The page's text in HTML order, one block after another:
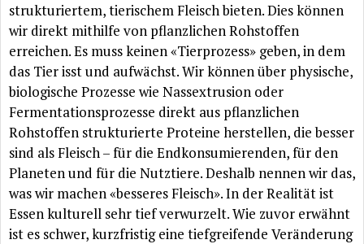
strukturiertem, tierischem Fleisch bieten. Dies können
wir direkt mithilfe von pflanzlichen Rohstoffen
erreichen. Es muss keinen «Tierprozess» geben, in dem
das Tier isst und aufwächst. Wir können über physische,
biologische Prozesse wie Nassextrusion oder
Fermentationsprozesse direkt aus pflanzlichen
Rohstoffen strukturierte Proteine herstellen, die besser
sind als Fleisch – für die Endkonsumierenden, für den
Planeten und für die Nutztiere. Deshalb nennen wir das,
was wir machen «besseres Fleisch». In der Realität ist
Essen kulturell sehr tief verwurzelt. Wie zuvor erwähnt
ist es schwer, kurzfristig eine tiefgreifende Veränderung